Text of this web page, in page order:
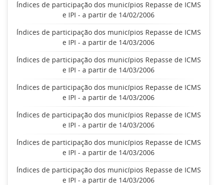
Índices de participação dos municípios Repasse de ICMS
e IPI - a partir de 14/02/2006
Índices de participação dos municípios Repasse de ICMS
e IPI - a partir de 14/03/2006
Índices de participação dos municípios Repasse de ICMS
e IPI - a partir de 14/03/2006
Índices de participação dos municípios Repasse de ICMS
e IPI - a partir de 14/03/2006
Índices de participação dos municípios Repasse de ICMS
e IPI - a partir de 14/03/2006
Índices de participação dos municípios Repasse de ICMS
e IPI - a partir de 14/03/2006
Índices de participação dos municípios Repasse de ICMS
e IPI - a partir de 14/03/2006